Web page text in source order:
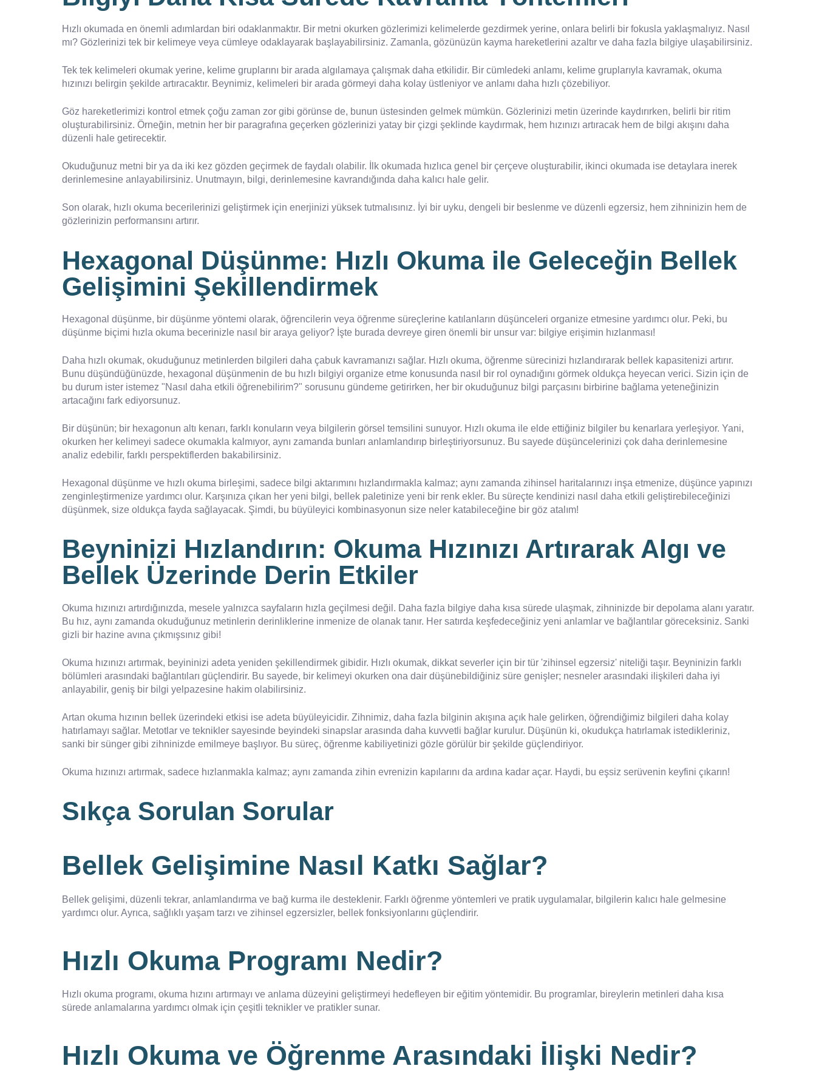
Hızlı okumada en önemli adımlardan biri odaklanmaktır. Bir metni okurken gözlerimizi kelimelerde gezdirmek yerine, onlara belirli bir fokusla yaklaşmalıyız. Nasıl
mı? Gözlerinizi tek bir kelimeye veya cümleye odaklayarak başlayabilirsiniz. Zamanla, gözünüzün kayma hareketlerini azaltır ve daha fazla bilgiye ulaşabilirsiniz.
Tek tek kelimeleri okumak yerine, kelime gruplarını bir arada algılamaya çalışmak daha etkilidir. Bir cümledeki anlamı, kelime gruplarıyla kavramak, okuma
hızınızı belirgin şekilde artıracaktır. Beynimiz, kelimeleri bir arada görmeyi daha kolay üstleniyor ve anlamı daha hızlı çözebiliyor.
Göz hareketlerimizi kontrol etmek çoğu zaman zor gibi görünse de, bunun üstesinden gelmek mümkün. Gözlerinizi metin üzerinde kaydırırken, belirli bir ritim
oluşturabilirsiniz. Örneğin, metnin her bir paragrafına geçerken gözlerinizi yatay bir çizgi şeklinde kaydırmak, hem hızınızı artıracak hem de bilgi akışını daha
düzenli hale getirecektir.
Okuduğunuz metni bir ya da iki kez gözden geçirmek de faydalı olabilir. İlk okumada hızlıca genel bir çerçeve oluşturabilir, ikinci okumada ise detaylara inerek
derinlemesine anlayabilirsiniz. Unutmayın, bilgi, derinlemesine kavrandığında daha kalıcı hale gelir.
Son olarak, hızlı okuma becerilerinizi geliştirmek için enerjinizi yüksek tutmalısınız. İyi bir uyku, dengeli bir beslenme ve düzenli egzersiz, hem zihninizin hem de
gözlerinizin performansını artırır.
Hexagonal Düşünme: Hızlı Okuma ile Geleceğin Bellek
Gelişimini Şekillendirmek
Hexagonal düşünme, bir düşünme yöntemi olarak, öğrencilerin veya öğrenme süreçlerine katılanların düşünceleri organize etmesine yardımcı olur. Peki, bu
düşünme biçimi hızla okuma becerinizle nasıl bir araya geliyor? İşte burada devreye giren önemli bir unsur var: bilgiye erişimin hızlanması!
Daha hızlı okumak, okuduğunuz metinlerden bilgileri daha çabuk kavramanızı sağlar. Hızlı okuma, öğrenme sürecinizi hızlandırarak bellek kapasitenizi artırır.
Bunu düşündüğünüzde, hexagonal düşünmenin de bu hızlı bilgiyi organize etme konusunda nasıl bir rol oynadığını görmek oldukça heyecan verici. Sizin için de
bu durum ister istemez "Nasıl daha etkili öğrenebilirim?" sorusunu gündeme getirirken, her bir okuduğunuz bilgi parçasını birbirine bağlama yeteneğinizin
artacağını fark ediyorsunuz.
Bir düşünün; bir hexagonun altı kenarı, farklı konuların veya bilgilerin görsel temsilini sunuyor. Hızlı okuma ile elde ettiğiniz bilgiler bu kenarlara yerleşiyor. Yani,
okurken her kelimeyi sadece okumakla kalmıyor, aynı zamanda bunları anlamlandırıp birleştiriyorsunuz. Bu sayede düşüncelerinizi çok daha derinlemesine
analiz edebilir, farklı perspektiflerden bakabilirsiniz.
Hexagonal düşünme ve hızlı okuma birleşimi, sadece bilgi aktarımını hızlandırmakla kalmaz; aynı zamanda zihinsel haritalarınızı inşa etmenize, düşünce yapınızı
zenginleştirmenize yardımcı olur. Karşınıza çıkan her yeni bilgi, bellek paletinize yeni bir renk ekler. Bu süreçte kendinizi nasıl daha etkili geliştirebileceğinizi
düşünmek, size oldukça fayda sağlayacak. Şimdi, bu büyüleyici kombinasyonun size neler katabileceğine bir göz atalım!
Beyninizi Hızlandırın: Okuma Hızınızı Artırarak Algı ve
Bellek Üzerinde Derin Etkiler
Okuma hızınızı artırdığınızda, mesele yalnızca sayfaların hızla geçilmesi değil. Daha fazla bilgiye daha kısa sürede ulaşmak, zihninizde bir depolama alanı yaratır.
Bu hız, aynı zamanda okuduğunuz metinlerin derinliklerine inmenize de olanak tanır. Her satırda keşfedeceğiniz yeni anlamlar ve bağlantılar göreceksiniz. Sanki
gizli bir hazine avına çıkmışsınız gibi!
Okuma hızınızı artırmak, beyininizi adeta yeniden şekillendirmek gibidir. Hızlı okumak, dikkat severler için bir tür 'zihinsel egzersiz' niteliği taşır. Beyninizin farklı
bölümleri arasındaki bağlantıları güçlendirir. Bu sayede, bir kelimeyi okurken ona dair düşünebildiğiniz süre genişler; nesneler arasındaki ilişkileri daha iyi
anlayabilir, geniş bir bilgi yelpazesine hakim olabilirsiniz.
Artan okuma hızının bellek üzerindeki etkisi ise adeta büyüleyicidir. Zihnimiz, daha fazla bilginin akışına açık hale gelirken, öğrendiğimiz bilgileri daha kolay
hatırlamayı sağlar. Metotlar ve teknikler sayesinde beyindeki sinapslar arasında daha kuvvetli bağlar kurulur. Düşünün ki, okudukça hatırlamak istedikleriniz,
sanki bir sünger gibi zihninizde emilmeye başlıyor. Bu süreç, öğrenme kabiliyetinizi gözle görülür bir şekilde güçlendiriyor.
Okuma hızınızı artırmak, sadece hızlanmakla kalmaz; aynı zamanda zihin evrenizin kapılarını da ardına kadar açar. Haydi, bu eşsiz serüvenin keyfini çıkarın!
Sıkça Sorulan Sorular
Bellek Gelişimine Nasıl Katkı Sağlar?
Bellek gelişimi, düzenli tekrar, anlamlandırma ve bağ kurma ile desteklenir. Farklı öğrenme yöntemleri ve pratik uygulamalar, bilgilerin kalıcı hale gelmesine
yardımcı olur. Ayrıca, sağlıklı yaşam tarzı ve zihinsel egzersizler, bellek fonksiyonlarını güçlendirir.
Hızlı Okuma Programı Nedir?
Hızlı okuma programı, okuma hızını artırmayı ve anlama düzeyini geliştirmeyi hedefleyen bir eğitim yöntemidir. Bu programlar, bireylerin metinleri daha kısa
sürede anlamalarına yardımcı olmak için çeşitli teknikler ve pratikler sunar.
Hızlı Okuma ve Öğrenme Arasındaki İlişki Nedir?